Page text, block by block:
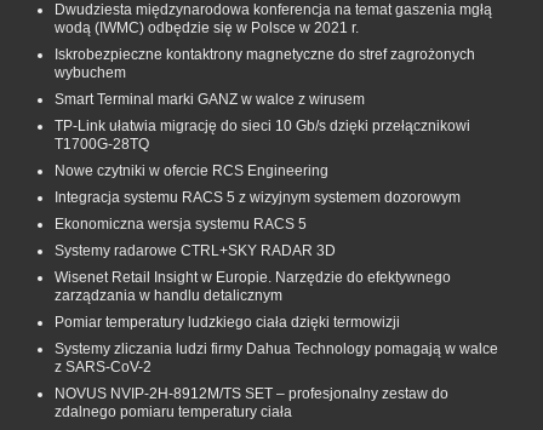
Dwudziesta międzynarodowa konferencja na temat gaszenia mgłą
wodą (IWMC) odbędzie się w Polsce w 2021 r.
Iskrobezpieczne kontaktrony magnetyczne do stref zagrożonych
wybuchem
Smart Terminal marki GANZ w walce z wirusem
TP-Link ułatwia migrację do sieci 10 Gb/s dzięki przełącznikowi
T1700G‑28TQ
Nowe czytniki w ofercie RCS Engineering
Integracja systemu RACS 5 z wizyjnym systemem dozorowym
Ekonomiczna wersja systemu RACS 5
Systemy radarowe CTRL+SKY RADAR 3D
Wisenet Retail Insight w Europie. Narzędzie do efektywnego
zarządzania w handlu detalicznym
Pomiar temperatury ludzkiego ciała dzięki termowizji
Systemy zliczania ludzi firmy Dahua Technology pomagają w walce
z SARS-CoV-2
NOVUS NVIP-2H-8912M/TS SET – profesjonalny zestaw do
zdalnego pomiaru temperatury ciała